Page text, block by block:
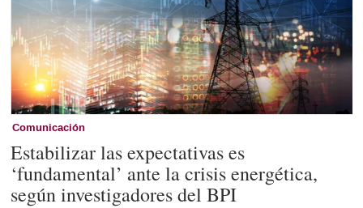
Comunicación
Estabilizar las expectativas es
‘fundamental’ ante la crisis energética,
según investigadores del BPI